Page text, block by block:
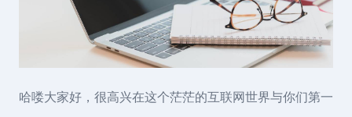
哈喽大家好，很高兴在这个茫茫的互联网世界与你们第一